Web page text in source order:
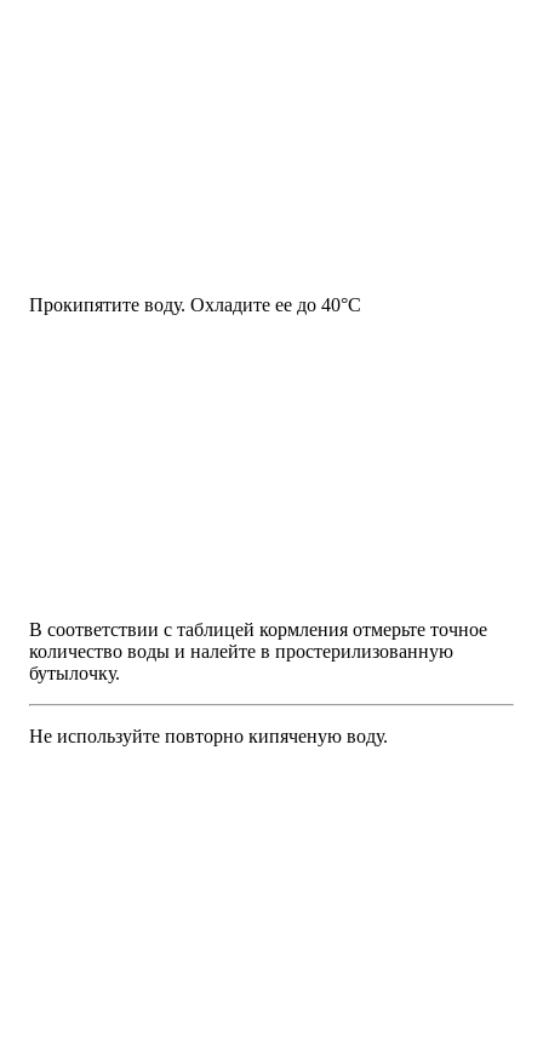
Прокипятите воду. Охладите ее до 40°С
В соответствии с таблицей кормления отмерьте точное
количество воды и налейте в простерилизованную
бутылочку.
Не используйте повторно кипяченую воду.